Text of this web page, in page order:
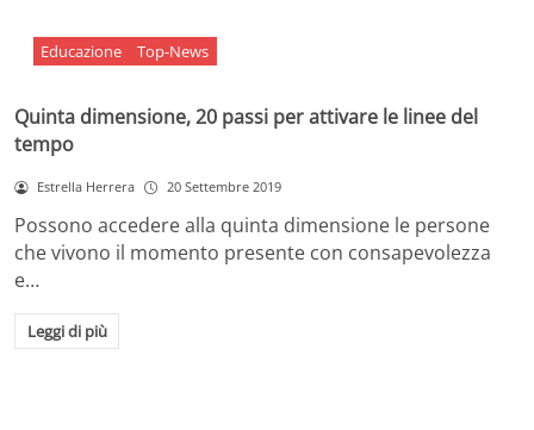
Educazione Top-News
Quinta dimensione, 20 passi per attivare le linee del
tempo
Estrella Herrera 20 Settembre 2019
Possono accedere alla quinta dimensione le persone
che vivono il momento presente con consapevolezza
e…
Leggi di più